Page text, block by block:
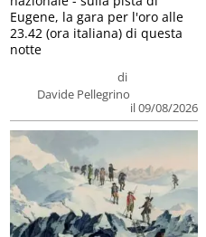
di
Davide Pellegrino
il 09/08/2026
Eugene, la gara per l'oro alle
23.42 (ora italiana) di questa
notte